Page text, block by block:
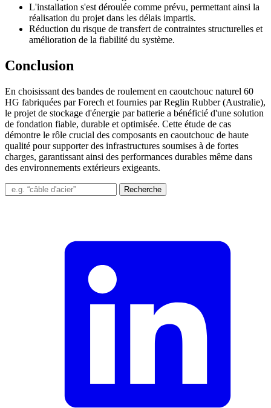
L'installation s'est déroulée comme prévu, permettant ainsi la
réalisation du projet dans les délais impartis.
Réduction du risque de transfert de contraintes structurelles et
amélioration de la fiabilité du système.
Conclusion
En choisissant des bandes de roulement en caoutchouc naturel 60
HG fabriquées par Forech et fournies par Reglin Rubber (Australie),
le projet de stockage d'énergie par batterie a bénéficié d'une solution
de fondation fiable, durable et optimisée. Cette étude de cas
démontre le rôle crucial des composants en caoutchouc de haute
qualité pour supporter des infrastructures soumises à de fortes
charges, garantissant ainsi des performances durables même dans
des environnements extérieurs exigeants.
Recherche